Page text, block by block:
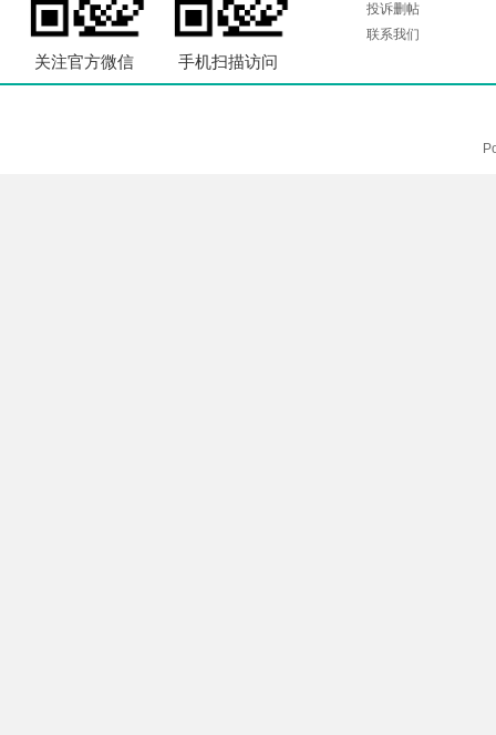
关注官方微信 手机扫描访问
投诉删帖
联系我们